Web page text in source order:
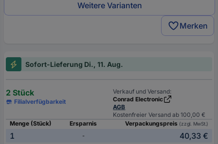
Weitere Varianten
Merken
Sofort-Lieferung Di., 11. Aug.
2 Stück
Filialverfügbarkeit
Verkauf und Versand:
Conrad Electronic
AGB
Kostenfreier Versand ab 100,00 €
Menge (Stück)
Ersparnis Verpackungspreis (zzgl. MwSt.)
1 -
40,33 €